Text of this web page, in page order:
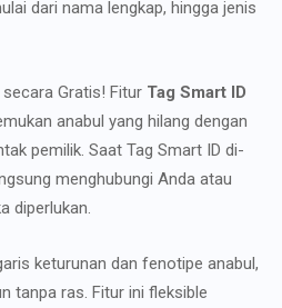
dari nama lengkap, hingga jenis
Gratis! Fitur Tag Smart ID
anabul yang hilang dengan
pemilik. Saat Tag Smart ID di-
menghubungi Anda atau
diperlukan.
keturunan dan fenotipe anabul,
tanpa ras. Fitur ini fleksible